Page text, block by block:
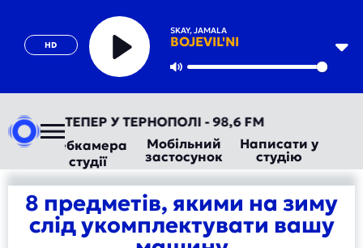
HD
SKAY, JAMALA
BOJEVIL'NI
Play
ТЕПЕР У ТЕРНОПОЛІ - 98,6 FM
Вебкамера
студії
Мобільний
застосунок
Написати у
студію
8 предметів, якими на зиму
слід укомплектувати вашу